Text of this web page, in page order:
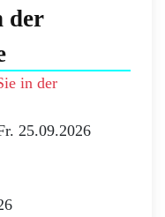
der
in der
25.09.2026